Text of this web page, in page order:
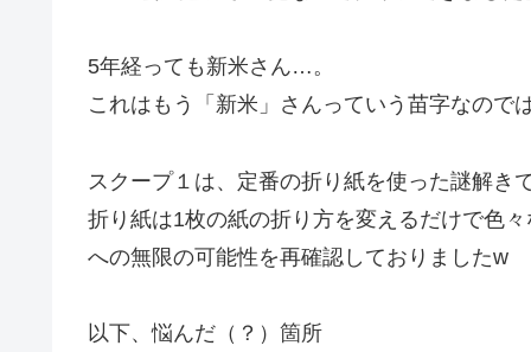
5年経っても新米さん…。
これはもう「新米」さんっていう苗字なので
スクープ１は、定番の折り紙を使った謎解き
折り紙は1枚の紙の折り方を変えるだけで色
への無限の可能性を再確認しておりましたw
以下、悩んだ（？）箇所